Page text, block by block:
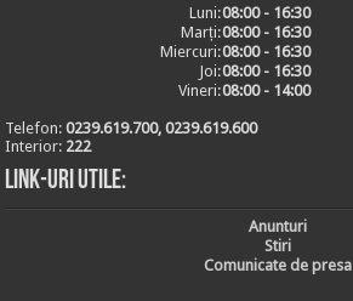
Luni:08:00 - 16:30
Marți:08:00 - 16:30
Miercuri:08:00 - 16:30
Joi:08:00 - 16:30
Vineri:08:00 - 14:00
Telefon:0239.619.700, 0239.619.600
Interior: 222
Link-uri utile:
Anunturi
Stiri
Comunicate de presa